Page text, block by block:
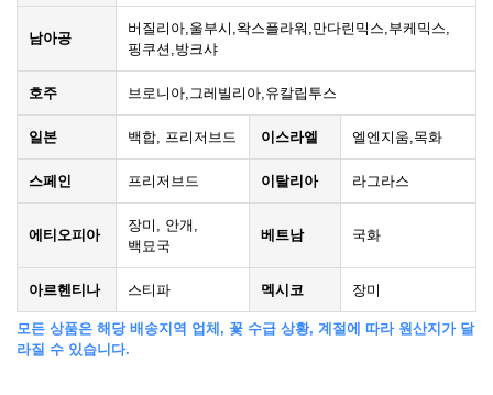
남아공
버질리아,울부시,왁스플라워,만다린믹스,부케믹스,
핑쿠션,방크샤
호주 브로니아,그레빌리아,유칼립투스
일본 백합, 프리저브드 이스라엘 엘엔지움,목화
스페인 프리저브드 이탈리아 라그라스
에티오피아
장미, 안개,
백묘국
베트남 국화
아르헨티나 스티파 멕시코 장미
모든 상품은 해당 배송지역 업체, 꽃 수급 상황, 계절에 따라 원산지가 달
라질 수 있습니다.